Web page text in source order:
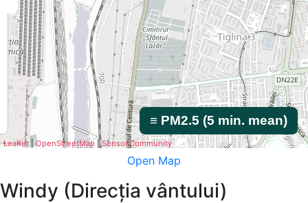
Open Map
Windy (Direcția vântului)